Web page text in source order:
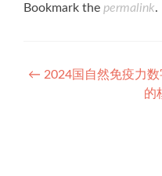
Bookmark the permalink.
Post
← 2024国自然免疫力
的